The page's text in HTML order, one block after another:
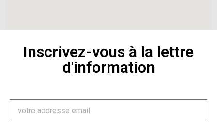
Inscrivez-vous à la lettre
d'information